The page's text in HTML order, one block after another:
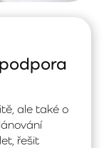
ale také o
řešit